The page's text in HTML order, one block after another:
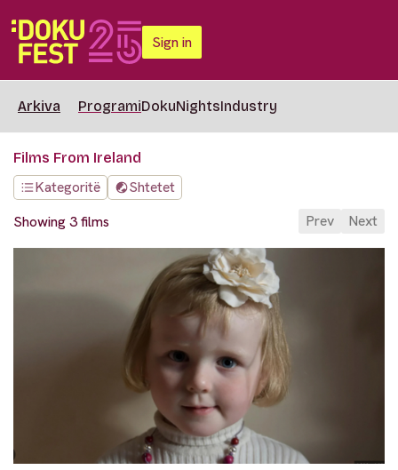
Sign in
Arkiva ProgramiDokuNightsIndustry
Films From Ireland
Kategoritë
Shtetet
Showing 3 films
Prev Next